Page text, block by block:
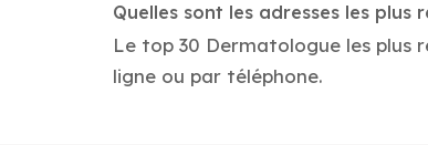
Quelles sont les adresses les plus
Le top 30 Dermatologue les plus
ligne ou par téléphone.